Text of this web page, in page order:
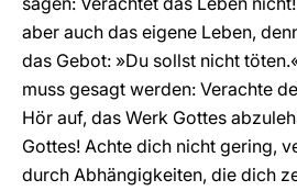
aber auch das eigene Leben,
das Gebot: »Du sollst nicht
muss gesagt werden: Verachte
Hör auf, das Werk Gottes
Gottes! Achte dich nicht gering,
durch Abhängigkeiten, die dich